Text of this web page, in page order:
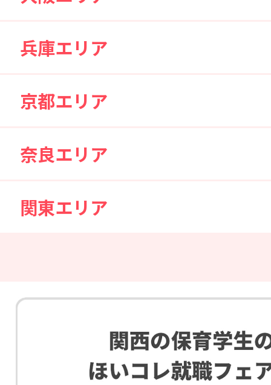
兵庫エリア
京都エリア
奈良エリア
関東エリア